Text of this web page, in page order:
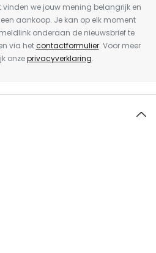
we jouw mening belangrijk en
aankoop. Je kan op elk moment
onderaan de nieuwsbrief te
via hetcontactformulier. Voor meer
onzeprivacyverklaring.